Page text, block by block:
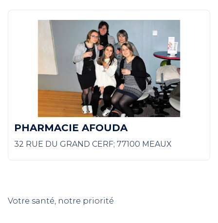
PHARMACIE AFOUDA
32 RUE DU GRAND CERF; 77100 MEAUX
Votre santé, notre priorité